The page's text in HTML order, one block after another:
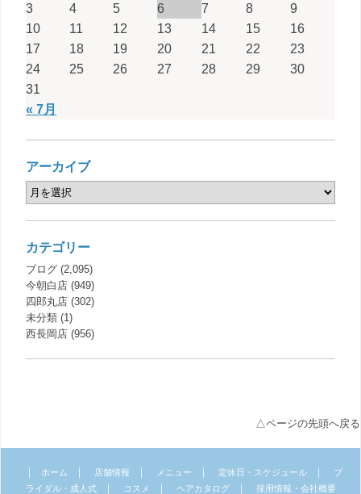
« 7月
3
4 5 6 7 8
9
10
11 12 13 14 15
16
17
18 19 20 21 22
23
24
25 26 27 28 29
30
31
アーカイブ
カテゴリー
ブログ (2,095)
今朝白店 (949)
四郎丸店 (302)
未分類 (1)
西長岡店 (956)
△ページの先頭へ戻る
ホーム 店舗情報 メニュー 定休日・スケジュール
ブ
ライダル・成人式
コスメ ヘアカタログ 採用情報・会社概要